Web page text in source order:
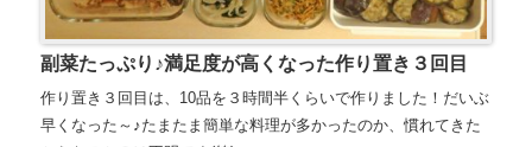
副菜たっぷり♪満足度が高くなった作り置き３回目
作り置き３回目は、10品を３時間半くらいで作りました！だいぶ
早くなった～♪たまたま簡単な料理が多かったのか、慣れてきた